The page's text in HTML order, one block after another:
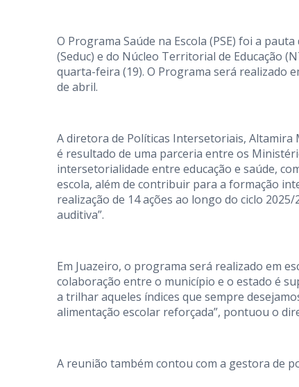
O Programa Saúde na Escola (PSE) foi a
(Seduc) e do Núcleo Territorial de Educação
quarta-feira (19). O Programa será realizado
de abril.
A diretora de Políticas Intersetoriais, Altamira
é resultado de uma parceria entre os
intersetorialidade entre educação e saúde,
escola, além de contribuir para a formação
realização de 14 ações ao longo do ciclo
auditiva”.
Em Juazeiro, o programa será realizado em
colaboração entre o município e o estado é
a trilhar aqueles índices que sempre
alimentação escolar reforçada”, pontuou o
A reunião também contou com a gestora de